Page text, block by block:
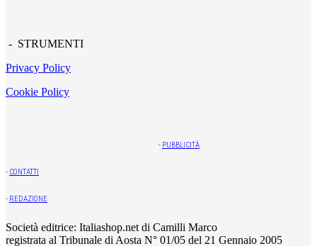
- STRUMENTI
Privacy Policy
Cookie Policy
- PUBBLICITÀ
- CONTATTI
- REDAZIONE
Società editrice: Italiashop.net di Camilli Marco
registrata al Tribunale di Aosta N° 01/05 del 21 Gennaio 2005